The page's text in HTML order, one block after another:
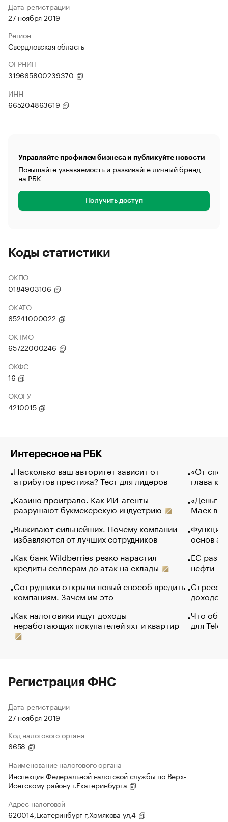
Дата регистрации
27 ноября 2019
Регион
Свердловская область
ОГРНИП
319665800239370
ИНН
665204863619
Управляйте профилем бизнеса и публикуйте новости
Повышайте узнаваемость и развивайте личный бренд
на РБК
Получить доступ
Коды статистики
ОКПО
0184903106
ОКАТО
65241000022
ОКТМО
65722000246
ОКФС
16
ОКОГУ
4210015
Интересное на РБК
Насколько ваш авторитет зависит от
атрибутов престижа? Тест для лидеров
Казино проиграло. Как ИИ-агенты
разрушают букмекерскую индустрию
Выживают сильнейших. Почему компании
избавляются от лучших сотрудников
Как банк Wildberries резко нарастил
кредиты селлерам до атак на склады
Сотрудники открыли новый способ вредить
компаниям. Зачем им это
Как налоговики ищут доходы
неработающих покупателей яхт и квартир
«От
глава
«Деньги
Маск в
Функции
основ
ЕС
нефти —
Стресс
доходов
Что
для
Регистрация ФНС
Дата регистрации
27 ноября 2019
Код налогового органа
6658
Наименование налогового органа
Инспекция Федеральной налоговой службы по Верх-
Исетскому району г.Екатеринбурга
Адрес налоговой
620014,Екатеринбург г,Хомякова ул,4